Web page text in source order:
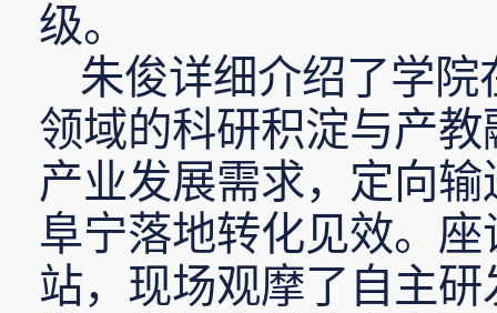
级。
朱俊详细介绍了学
领域的科研积淀与产
产业发展需求，定向
阜宁落地转化见效。
站，现场观摩了自主